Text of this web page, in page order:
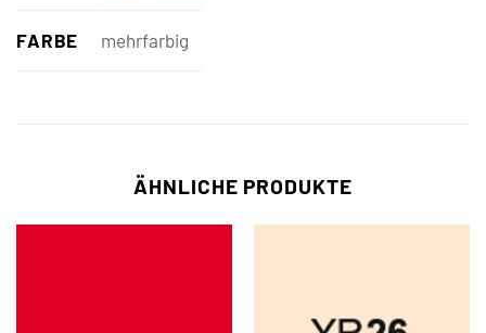
FARBE mehrfarbig
ÄHNLICHE PRODUKTE